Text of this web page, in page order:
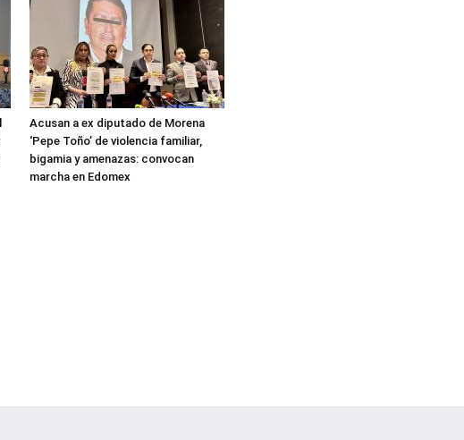
Acusan a ex diputado de Morena
‘Pepe Toño’ de violencia familiar,
bigamia y amenazas: convocan
marcha en Edomex